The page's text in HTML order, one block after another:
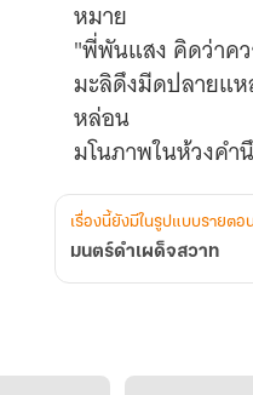
หมาย
"พี่พันแสง คิดว่าคว
มะลิดึงมีดปลายแ
หล่อน
มโนภาพในห้วงคำ
ลึกลับและอ่อนหวา
รู้ซึ้งถึงความอ่อนแ
เวลากลับไปได้ หล่
"เทพยดาผู้เป็นให
เรื่องนี้ยังมีในรูปแบบรายตอ
มนตร์ดำเผด็จสวาท